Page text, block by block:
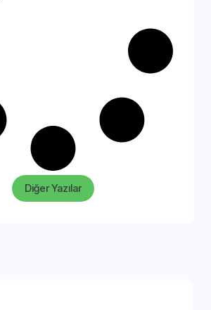
Diğer Yazılar